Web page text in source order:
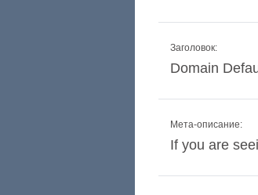
Заголовок:
Domain
Мета-описание:
If you are